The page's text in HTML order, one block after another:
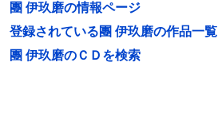
團 伊玖磨の情報ページ
登録されている團 伊玖磨の作品一覧
團 伊玖磨のＣＤを検索